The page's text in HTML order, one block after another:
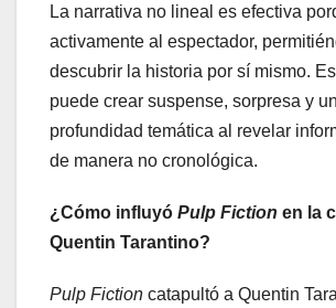
La narrativa no lineal es efectiva
activamente al espectador,
descubrir la historia por sí mismo.
puede crear suspense, sorpresa y
profundidad temática al revelar
de manera no cronológica.
¿Cómo influyó Pulp Fiction en la
Quentin Tarantino?
Pulp Fiction catapultó a Quentin